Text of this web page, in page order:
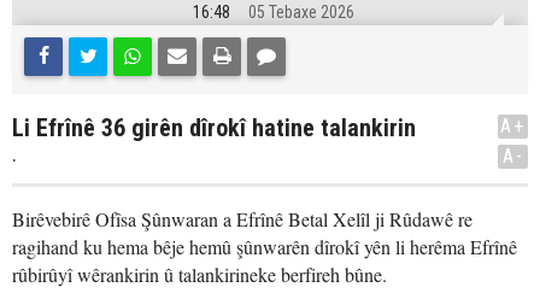
16:48 05 Tebaxe 2026
Li Efrînê 36 girên dîrokî hatine talankirin
.
A+
A-
Birêvebirê Ofîsa Şûnwaran a Efrînê Betal Xelîl ji Rûdawê re
ragihand ku hema bêje hemû şûnwarên dîrokî yên li herêma Efrînê
rûbirûyî wêrankirin û talankirineke berfireh bûne.